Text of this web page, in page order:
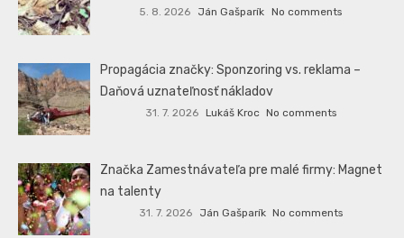
5. 8. 2026 Ján Gašparík No comments
Propagácia značky: Sponzoring vs. reklama –
Daňová uznateľnosť nákladov
31. 7. 2026 Lukáš Kroc No comments
Značka Zamestnávateľa pre malé firmy: Magnet
na talenty
31. 7. 2026 Ján Gašparík No comments